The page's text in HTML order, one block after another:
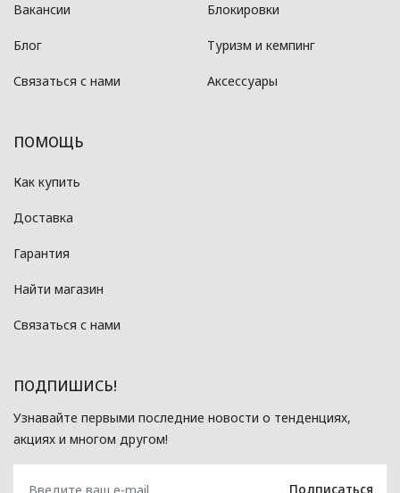
Вакансии
Блог
Связаться с нами
Блокировки
Туризм и кемпинг
Аксессуары
ПОМОЩЬ
Как купить
Доставка
Гарантия
Найти магазин
Связаться с нами
ПОДПИШИСЬ!
Узнавайте первыми последние новости о тенденциях,
акциях и многом другом!